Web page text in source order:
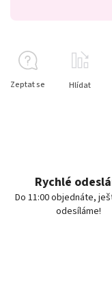
Zeptat se Hlídat
Rychlé
Do 11:00 objednáte,
odesíláme!